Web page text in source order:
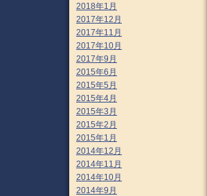
2018年1月
2017年12月
2017年11月
2017年10月
2017年9月
2015年6月
2015年5月
2015年4月
2015年3月
2015年2月
2015年1月
2014年12月
2014年11月
2014年10月
2014年9月